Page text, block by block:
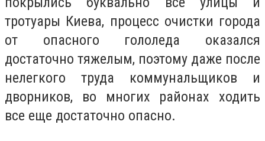
тротуары Киева, процесс очистки города
от опасного гололеда оказался
достаточно тяжелым, поэтому даже после
нелегкого труда коммунальщиков и
дворников, во многих районах ходить
все еще достаточно опасно.